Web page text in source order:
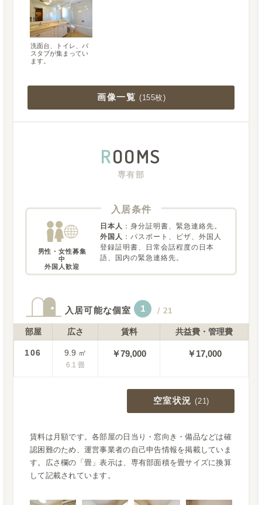
洗面台、トイレ、バ
スタブが集まってい
ます。
画像一覧 (155枚)
ROOMS
専有部
入居条件
男性・女性募集
中
外国人歓迎
日本人 ： 身分証明書、緊急連絡先。
外国人 ： パスポート、ビザ、外国人
登録証明書、日常会話程度の日本
語、国内の緊急連絡先。
入居可能な個室 1 / 21
部屋 広さ 賃料 共益費・管理費
106 9.9 ㎡
6.1 畳
￥79,000 ￥17,000
空室状況 (21)
賃料は月額です。各部屋の日当り・窓向き・備品などは確
認困難のため、運営事業者の自己申告情報を掲載していま
す。広さ欄の「畳」表示は、専有部面積を畳サイズに換算
して記載されています。